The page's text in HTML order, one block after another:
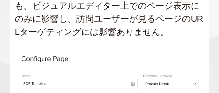
も、ビジュアルエディター上でのページ表示に
のみに影響し、訪問ユーザーが見るページのUR
Lターゲティングには影響ありません。